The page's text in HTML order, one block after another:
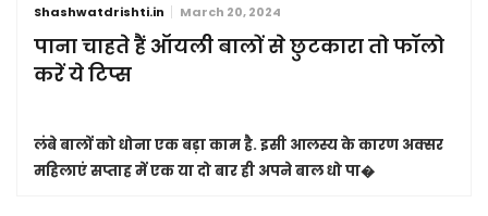
Shashwatdrishti.in March 20, 2024
पाना चाहते हैं ऑयली बालों से छुटकारा तो फॉलो
करें ये टिप्स
लंबे बालों को धोना एक बड़ा काम है. इसी आलस्य के कारण अक्सर
महिलाएं सप्ताह में एक या दो बार ही अपने बाल धो पा�